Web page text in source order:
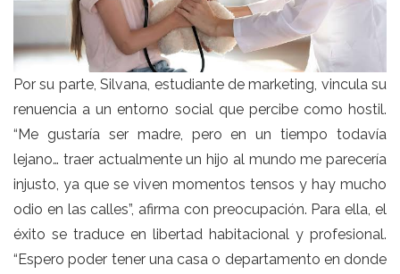
Por su parte, Silvana, estudiante de marketing, vincula su
renuencia a un entorno social que percibe como hostil.
“Me gustaría ser madre, pero en un tiempo todavía
lejano… traer actualmente un hijo al mundo me parecería
injusto, ya que se viven momentos tensos y hay mucho
odio en las calles”, afirma con preocupación. Para ella, el
éxito se traduce en libertad habitacional y profesional.
“Espero poder tener una casa o departamento en donde